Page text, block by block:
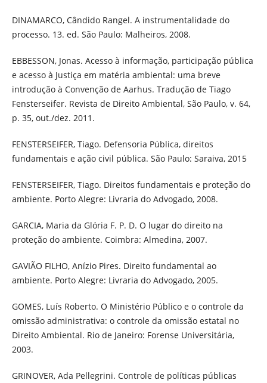
DINAMARCO, Cândido Rangel. A instrumentalidade do
processo. 13. ed. São Paulo: Malheiros, 2008.
EBBESSON, Jonas. Acesso à informação, participação pública
e acesso à Justiça em matéria ambiental: uma breve
introdução à Convenção de Aarhus. Tradução de Tiago
Fensterseifer. Revista de Direito Ambiental, São Paulo, v. 64,
p. 35, out./dez. 2011.
FENSTERSEIFER, Tiago. Defensoria Pública, direitos
fundamentais e ação civil pública. São Paulo: Saraiva, 2015
FENSTERSEIFER, Tiago. Direitos fundamentais e proteção do
ambiente. Porto Alegre: Livraria do Advogado, 2008.
GARCIA, Maria da Glória F. P. D. O lugar do direito na
proteção do ambiente. Coimbra: Almedina, 2007.
GAVIÃO FILHO, Anízio Pires. Direito fundamental ao
ambiente. Porto Alegre: Livraria do Advogado, 2005.
GOMES, Luís Roberto. O Ministério Público e o controle da
omissão administrativa: o controle da omissão estatal no
Direito Ambiental. Rio de Janeiro: Forense Universitária,
2003.
GRINOVER, Ada Pellegrini. Controle de políticas públicas